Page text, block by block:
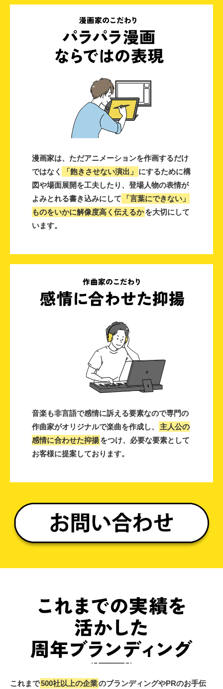
漫画家は、ただアニメーションを作画するだけ
ではなく
「飽きさせない演出」
にするために構
図や場面展開を工夫したり、登場人物の表情が
よみとれる書き込みにして
「言葉にできない」
ものをいかに解像度高く伝えるかを大切にして
います。
音楽も非言語で感情に訴える要素なので専門の
作曲家がオリジナルで楽曲を作成し、
主人公の
感情に合わせた抑揚をつけ、必要な要素として
お客様に提案しております。
これまで500社以上の企業のブランディングやPRのお手伝